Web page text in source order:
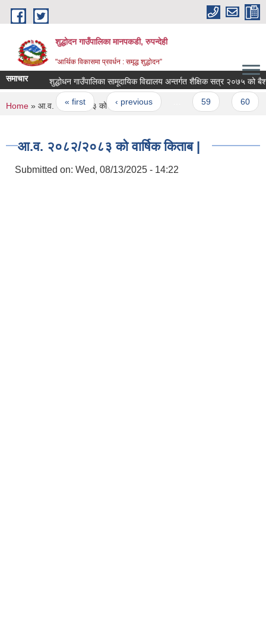
Skip to main content
शुद्धोदन गाउँपालिका मानपकडी, रुपन्देही
"आर्थिक विकासमा प्रवर्धन : समृद्ध शुद्धोदन”
समाचार शुद्धोधन गाउँपालिका सामूदायिक विद्यालय अन्तर्गत शैक्षिक सत्र २०७५ को बैशाख
Pages
« first ‹ previous
You are here
Home » आ.व. २०८२/२०८३ को वार्षिक किताब |
आ.व. २०८२/२०८३ को वार्षिक किताब |
Submitted on: Wed, 08/13/2025 - 14:22